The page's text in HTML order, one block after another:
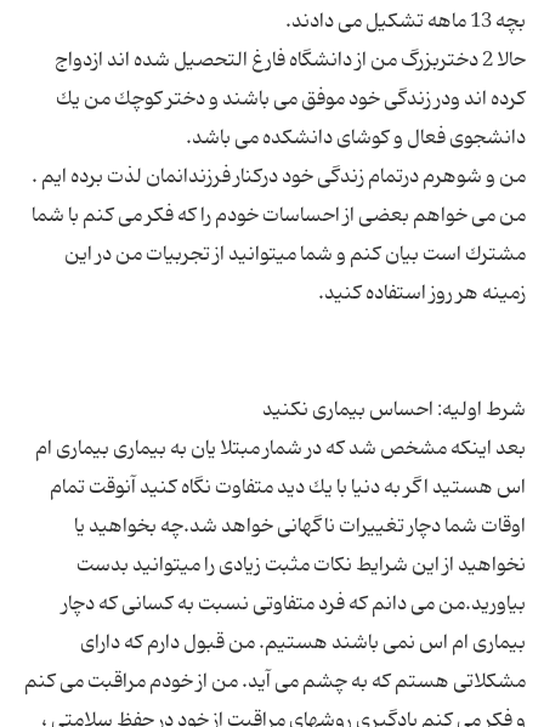
حالا 2 دختربزرگ من از دانشگاه فارغ التحصیل شده اند ازدواج
كرده اند ودر زندگی خود موفق می باشند و دختر كوچك من یك
من می خواهم بعضی از احساسات خودم را كه فكر می كنم با شما
مشترك است بیان كنم و شما میتوانید از تجربیات من در این
بعد اینكه مشخص شد كه در شمار مبتلا یان به بیماری بیماری ام
اس هستید اگر به دنیا با یك دید متفاوت نگاه كنید آنوقت تمام
اوقات شما دچار تغییرات ناگهانی خواهد شد.چه بخواهید یا
نخواهید از این شرایط نكات مثبت زیادی را میتوانید بدست
بیاورید.من می دانم كه فرد متفاوتی نسبت به كسانی كه دچار
بیماری ام اس نمی باشند هستیم. من قبول دارم كه دارای
مشكلاتی هستم كه به چشم می آید. من از خودم مراقبت می كنم